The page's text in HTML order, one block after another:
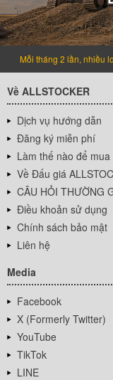
Mỗi tháng 2 lần, nhiều
Về ALLSTOCKER
Dịch vụ hướng dẫn
Đăng ký miễn phí
Làm thế nào để mua
Về Đấu giá
CÂU HỎI THƯỜNG
Điều khoản sử dụng
Chính sách bảo mật
Liên hệ
Media
Facebook
X (Formerly Twitter)
YouTube
TikTok
LINE